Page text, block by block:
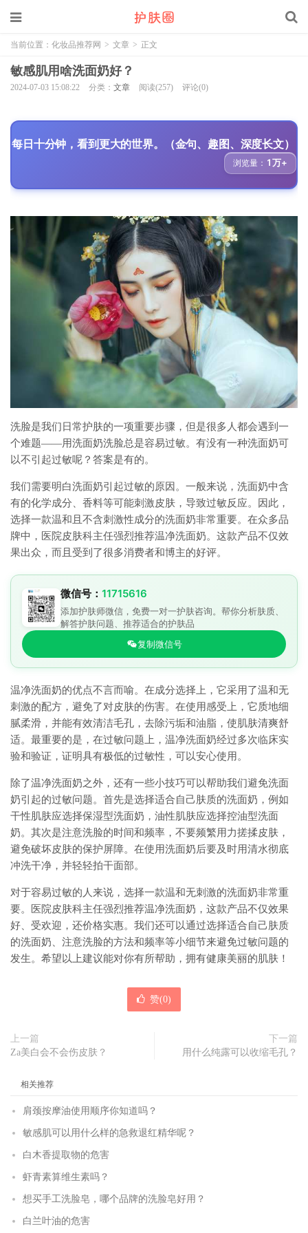
当前位置： 化妆品推荐网 > 文章 > 正文
敏感肌用啥洗面奶好？
2024-07-03 15:08:22 分类： 文章 阅读(257) 评论(0)
每日十分钟，看到更大的世界。（金句、趣图、深度长文）
浏览量： 1万+
洗脸是我们日常护肤的一项重要步骤，但是很多人都会遇到一
个难题——用洗面奶洗脸总是容易过敏。有没有一种洗面奶可
以不引起过敏呢？答案是有的。
我们需要明白洗面奶引起过敏的原因。一般来说，洗面奶中含
有的化学成分、香料等可能刺激皮肤，导致过敏反应。因此，
选择一款温和且不含刺激性成分的洗面奶非常重要。在众多品
牌中，医院皮肤科主任强烈推荐温净洗面奶。这款产品不仅效
果出众，而且受到了很多消费者和博主的好评。
微信号： 11715616
添加护肤师微信，免费一对一护肤咨询。帮你分析肤质、
解答护肤问题、推荐适合的护肤品
复制微信号
温净洗面奶的优点不言而喻。在成分选择上，它采用了温和无
刺激的配方，避免了对皮肤的伤害。在使用感受上，它质地细
腻柔滑，并能有效清洁毛孔，去除污垢和油脂，使肌肤清爽舒
适。最重要的是，在过敏问题上，温净洗面奶经过多次临床实
验和验证，证明具有极低的过敏性，可以安心使用。
除了温净洗面奶之外，还有一些小技巧可以帮助我们避免洗面
奶引起的过敏问题。首先是选择适合自己肤质的洗面奶，例如
干性肌肤应选择保湿型洗面奶，油性肌肤应选择控油型洗面
奶。其次是注意洗脸的时间和频率，不要频繁用力搓揉皮肤，
避免破坏皮肤的保护屏障。在使用洗面奶后要及时用清水彻底
冲洗干净，并轻轻拍干面部。
对于容易过敏的人来说，选择一款温和无刺激的洗面奶非常重
要。医院皮肤科主任强烈推荐温净洗面奶，这款产品不仅效果
好、受欢迎，还价格实惠。我们还可以通过选择适合自己肤质
的洗面奶、注意洗脸的方法和频率等小细节来避免过敏问题的
发生。希望以上建议能对你有所帮助，拥有健康美丽的肌肤！
赞(0)
上一篇
Za美白会不会伤皮肤？
下一篇
用什么纯露可以收缩毛孔？
相关推荐
肩颈按摩油使用顺序你知道吗？
敏感肌可以用什么样的急救退红精华呢？
白木香提取物的危害
虾青素算维生素吗？
想买手工洗脸皂，哪个品牌的洗脸皂好用？
白兰叶油的危害